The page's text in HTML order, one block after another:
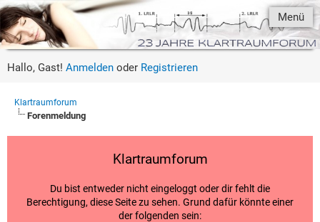
Menü
Hallo, Gast! Anmelden oder Registrieren
Klartraumforum
Forenmeldung
Klartraumforum
Du bist entweder nicht eingeloggt oder dir fehlt die
Berechtigung, diese Seite zu sehen. Grund dafür könnte einer
der folgenden sein: